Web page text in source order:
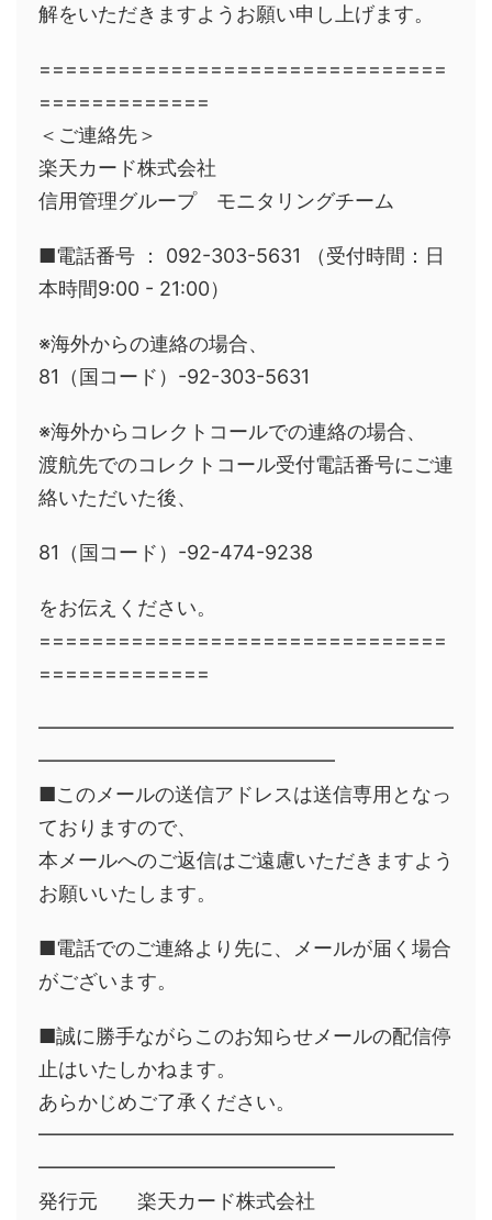
解をいただきますようお願い申し上げます。
===============================
=============
＜ご連絡先＞
楽天カード株式会社
信用管理グループ モニタリングチーム
■電話番号 ： 092-303-5631 （受付時間：日
本時間9:00 - 21:00）
※海外からの連絡の場合、
81（国コード）-92-303-5631
※海外からコレクトコールでの連絡の場合、
渡航先でのコレクトコール受付電話番号にご連
絡いただいた後、
81（国コード）-92-474-9238
をお伝えください。
===============================
=============
━━━━━━━━━━━━━━━━━━━━━
━━━━━━━━━━━━━━━
■このメールの送信アドレスは送信専用となっ
ておりますので、
本メールへのご返信はご遠慮いただきますよう
お願いいたします。
■電話でのご連絡より先に、メールが届く場合
がございます。
■誠に勝手ながらこのお知らせメールの配信停
止はいたしかねます。
あらかじめご了承ください。
━━━━━━━━━━━━━━━━━━━━━
━━━━━━━━━━━━━━━
発行元 楽天カード株式会社